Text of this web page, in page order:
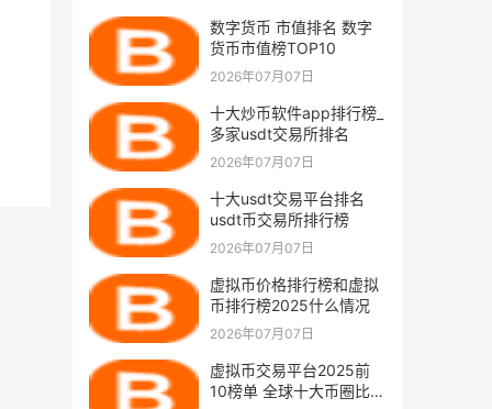
数字货币 市值排名 数字
货币市值榜TOP10
2026年07月07日
十大炒币软件app排行榜_
多家usdt交易所排名
2026年07月07日
十大usdt交易平台排名
usdt币交易所排行榜
2026年07月07日
虚拟币价格排行榜和虚拟
币排行榜2025什么情况
2026年07月07日
虚拟币交易平台2025前
10榜单 全球十大币圈比特